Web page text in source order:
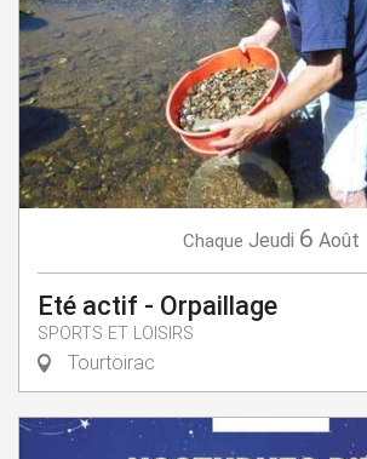
Chaque Jeudi 6 Août
Eté actif - Orpaillage
SPORTS ET LOISIRS
Tourtoirac